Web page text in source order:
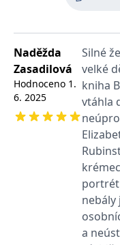
světovými válkami
Vyjde v překladu
Naděžda
Zasadilová
Hodnoceno 1.
6. 2025
Silné
velké
kniha
vtáhla
portrét
nebály
a
.c.clarity.ms
Microsoft
.c.clarity.ms
MSPTC
_hjSessionUser_3630783